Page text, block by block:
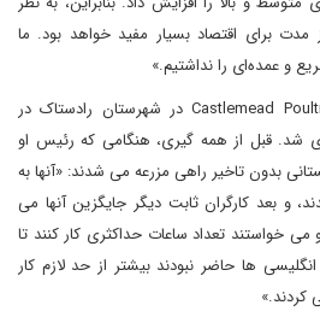
برای اقتصاد بسیار مفید خواهد بود. ما
و عمده‌ای را نداشتیم.»
ریچارد نیکلس، مدیر مزرعه Castlemead Poultry در شهرستان رادستاک در
شد. قبل از همه گیری، هنگامی که رئیس او
بدون تاخیر راهی مزرعه می شدند: «آنها به
و بعد کارگران ثابت دیگر جایگزین آنها می
خواستند تعداد ساعات حداکثری کار کنند تا
ها حاضر نبودند بیشتر از حد لازم کار
کردند.»